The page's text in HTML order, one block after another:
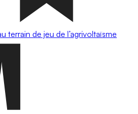
terrain de jeu de l’agrivoltaïsme